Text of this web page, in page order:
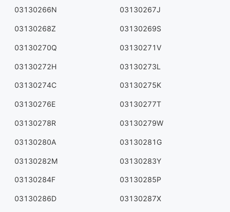
03130266N 03130267J
03130268Z 03130269S
03130270Q 03130271V
03130272H 03130273L
03130274C 03130275K
03130276E 03130277T
03130278R 03130279W
03130280A 03130281G
03130282M 03130283Y
03130284F 03130285P
03130286D 03130287X